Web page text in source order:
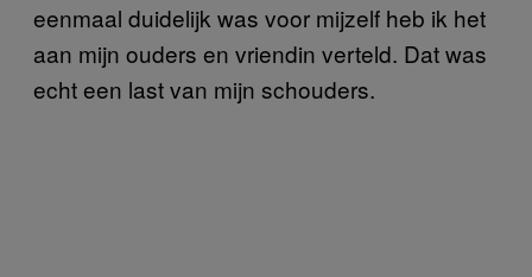
eenmaal duidelijk was voor mijzelf heb ik het
aan mijn ouders en vriendin verteld. Dat was
echt een last van mijn schouders.